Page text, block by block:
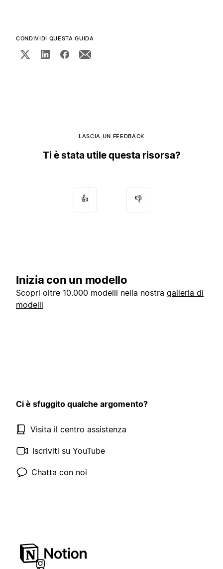
CONDIVIDI QUESTA GUIDA
LASCIA UN FEEDBACK
Ti è stata utile questa risorsa?
👍 👎
Inizia con un modello
Scopri oltre 10.000 modelli nella nostra galleria di
modelli
Ci è sfuggito qualche argomento?
Visita il centro assistenza
Iscriviti su YouTube
Chatta con noi